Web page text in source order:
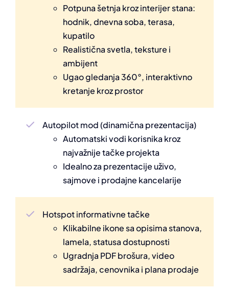
Potpuna šetnja kroz interijer stana:
hodnik, dnevna soba, terasa,
kupatilo
Realistična svetla, teksture i
ambijent
Ugao gledanja 360°, interaktivno
kretanje kroz prostor
Autopilot mod (dinamična prezentacija)
Automatski vodi korisnika kroz
najvažnije tačke projekta
Idealno za prezentacije uživo,
sajmove i prodajne kancelarije
Hotspot informativne tačke
Klikabilne ikone sa opisima stanova,
lamela, statusa dostupnosti
Ugradnja PDF brošura, video
sadržaja, cenovnika i plana prodaje